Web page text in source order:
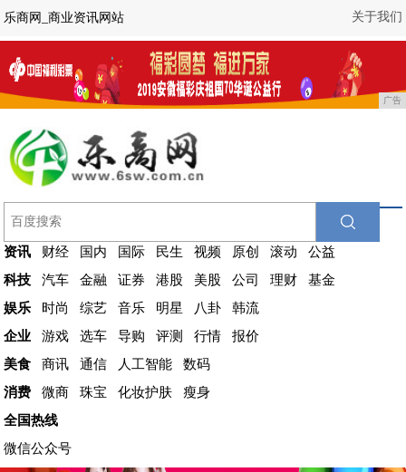
关于我们
乐商网_商业资讯网站
广告
资讯 财经 国内 国际 民生 视频 原创 滚动
公益
科技
汽车 金融 证券 港股 美股 公司 理财
基金
娱乐
时尚 综艺 音乐 明星 八卦
韩流
企业
游戏 选车 导购 评测 行情
报价
美食
商讯 通信 人工智能
数码
消费
微商 珠宝 化妆护肤
瘦身
全国热线
微信公众号